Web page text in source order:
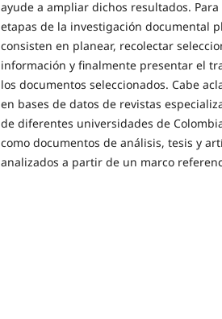
ayude a ampliar dichos resultados.
etapas de la investigación documental
consisten en planear, recolectar
información y finalmente presentar el
los documentos seleccionados. Cabe
en bases de datos de revistas
de diferentes universidades de
como documentos de análisis, tesis y
analizados a partir de un marco